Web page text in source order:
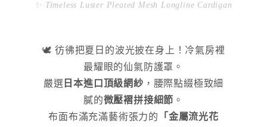
✨ Timeless Luster Pleated Mesh Longline Cardigan
🕊️ 彷彿把夏日的波光披在身上！冷氣房裡
最耀眼的仙氣防護罩。
嚴選 日本進口頂級網紗 ，腰際點綴極致細
膩的微壓褶拼接細節 。
布面布滿充滿藝術張力的
「金屬流光花